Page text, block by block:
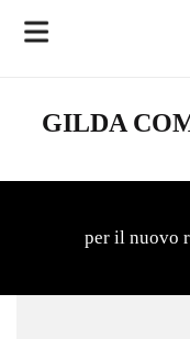
GILDA
per il nuovo